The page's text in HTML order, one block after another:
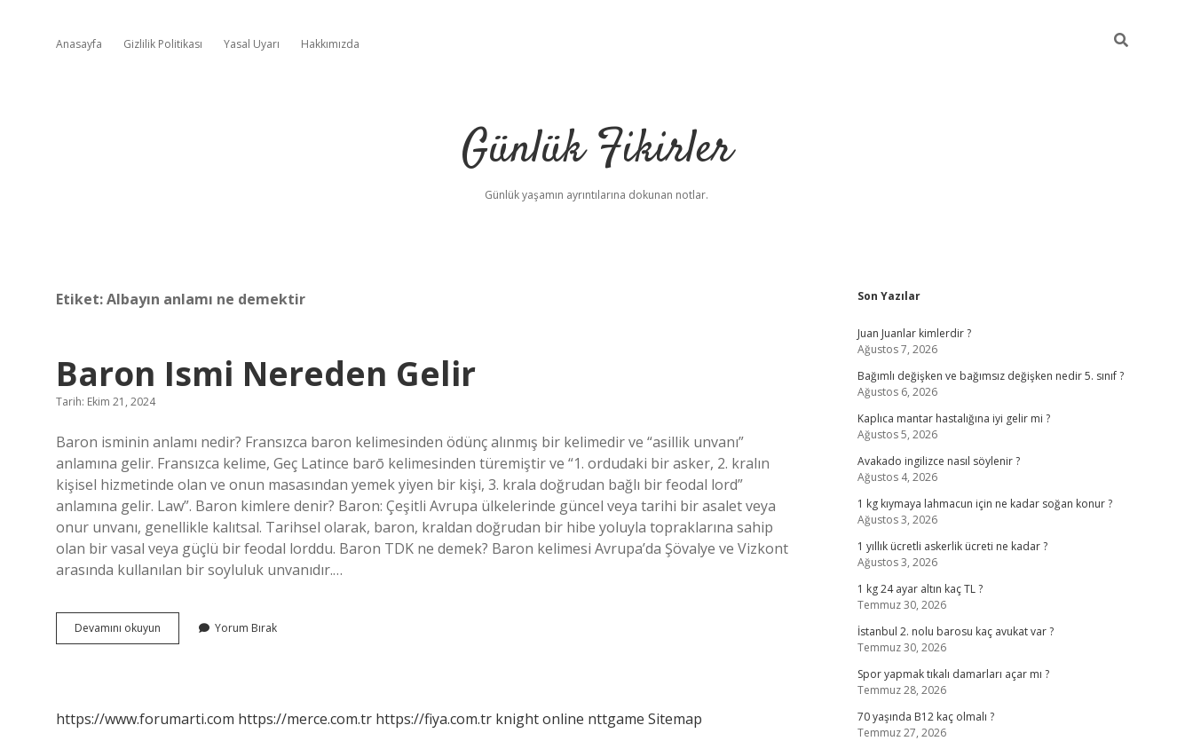
Anasayfa Gizlilik Politikası Yasal Uyarı Hakkımızda
Günlük Fikirler
Günlük yaşamın ayrıntılarına dokunan notlar.
Etiket:Albayın anlamı ne demektir
Baron Ismi Nereden Gelir
Tarih: Ekim 21, 2024
Baron isminin anlamı nedir? Fransızca baron kelimesinden ödünç alınmış bir kelimedir ve “asillik unvanı”
anlamına gelir. Fransızca kelime, Geç Latince barō kelimesinden türemiştir ve “1. ordudaki bir asker, 2. kralın
kişisel hizmetinde olan ve onun masasından yemek yiyen bir kişi, 3. krala doğrudan bağlı bir feodal lord”
anlamına gelir. Law”. Baron kimlere denir? Baron: Çeşitli Avrupa ülkelerinde güncel veya tarihi bir asalet veya
onur unvanı, genellikle kalıtsal. Tarihsel olarak, baron, kraldan doğrudan bir hibe yoluyla topraklarına sahip
olan bir vasal veya güçlü bir feodal lorddu. Baron TDK ne demek? Baron kelimesi Avrupa’da Şövalye ve Vizkont
arasında kullanılan bir soyluluk unvanıdır.…
Devamını okuyun
Ismi
Yorum Bırak
https://www.forumarti.com https://merce.com.tr https://fiya.com.tr knight online nttgame Sitemap
Sidebar
Son Yazılar
Juan Juanlar kimlerdir ?
Ağustos 7, 2026
Bağımlı değişken ve bağımsız değişken nedir 5. sınıf ?
Ağustos 6, 2026
Kaplıca mantar hastalığına iyi gelir mi ?
Ağustos 5, 2026
Avakado ingilizce nasıl söylenir ?
Ağustos 4, 2026
1 kg kıymaya lahmacun için ne kadar soğan konur ?
Ağustos 3, 2026
1 yıllık ücretli askerlik ücreti ne kadar ?
Ağustos 3, 2026
1 kg 24 ayar altın kaç TL ?
Temmuz 30, 2026
İstanbul 2. nolu barosu kaç avukat var ?
Temmuz 30, 2026
Spor yapmak tıkalı damarları açar mı ?
Temmuz 28, 2026
70 yaşında B12 kaç olmalı ?
Temmuz 27, 2026